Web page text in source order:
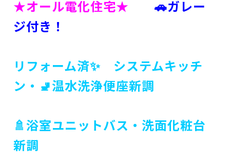
★オール電化住宅★
🚗ガレー
ジ付き！
リフォーム済✨ システムキッチ
ン・🚽温水洗浄便座新調
🚿浴室ユニットバス・洗面化粧台
新調